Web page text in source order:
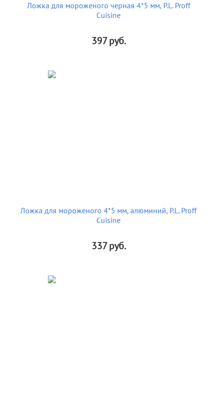
Ложка для мороженого черная 4*5 мм, P.L. Proff
Cuisine
397руб.
Ложка для мороженого 4*5 мм, алюминий, P.L. Proff
Cuisine
337руб.